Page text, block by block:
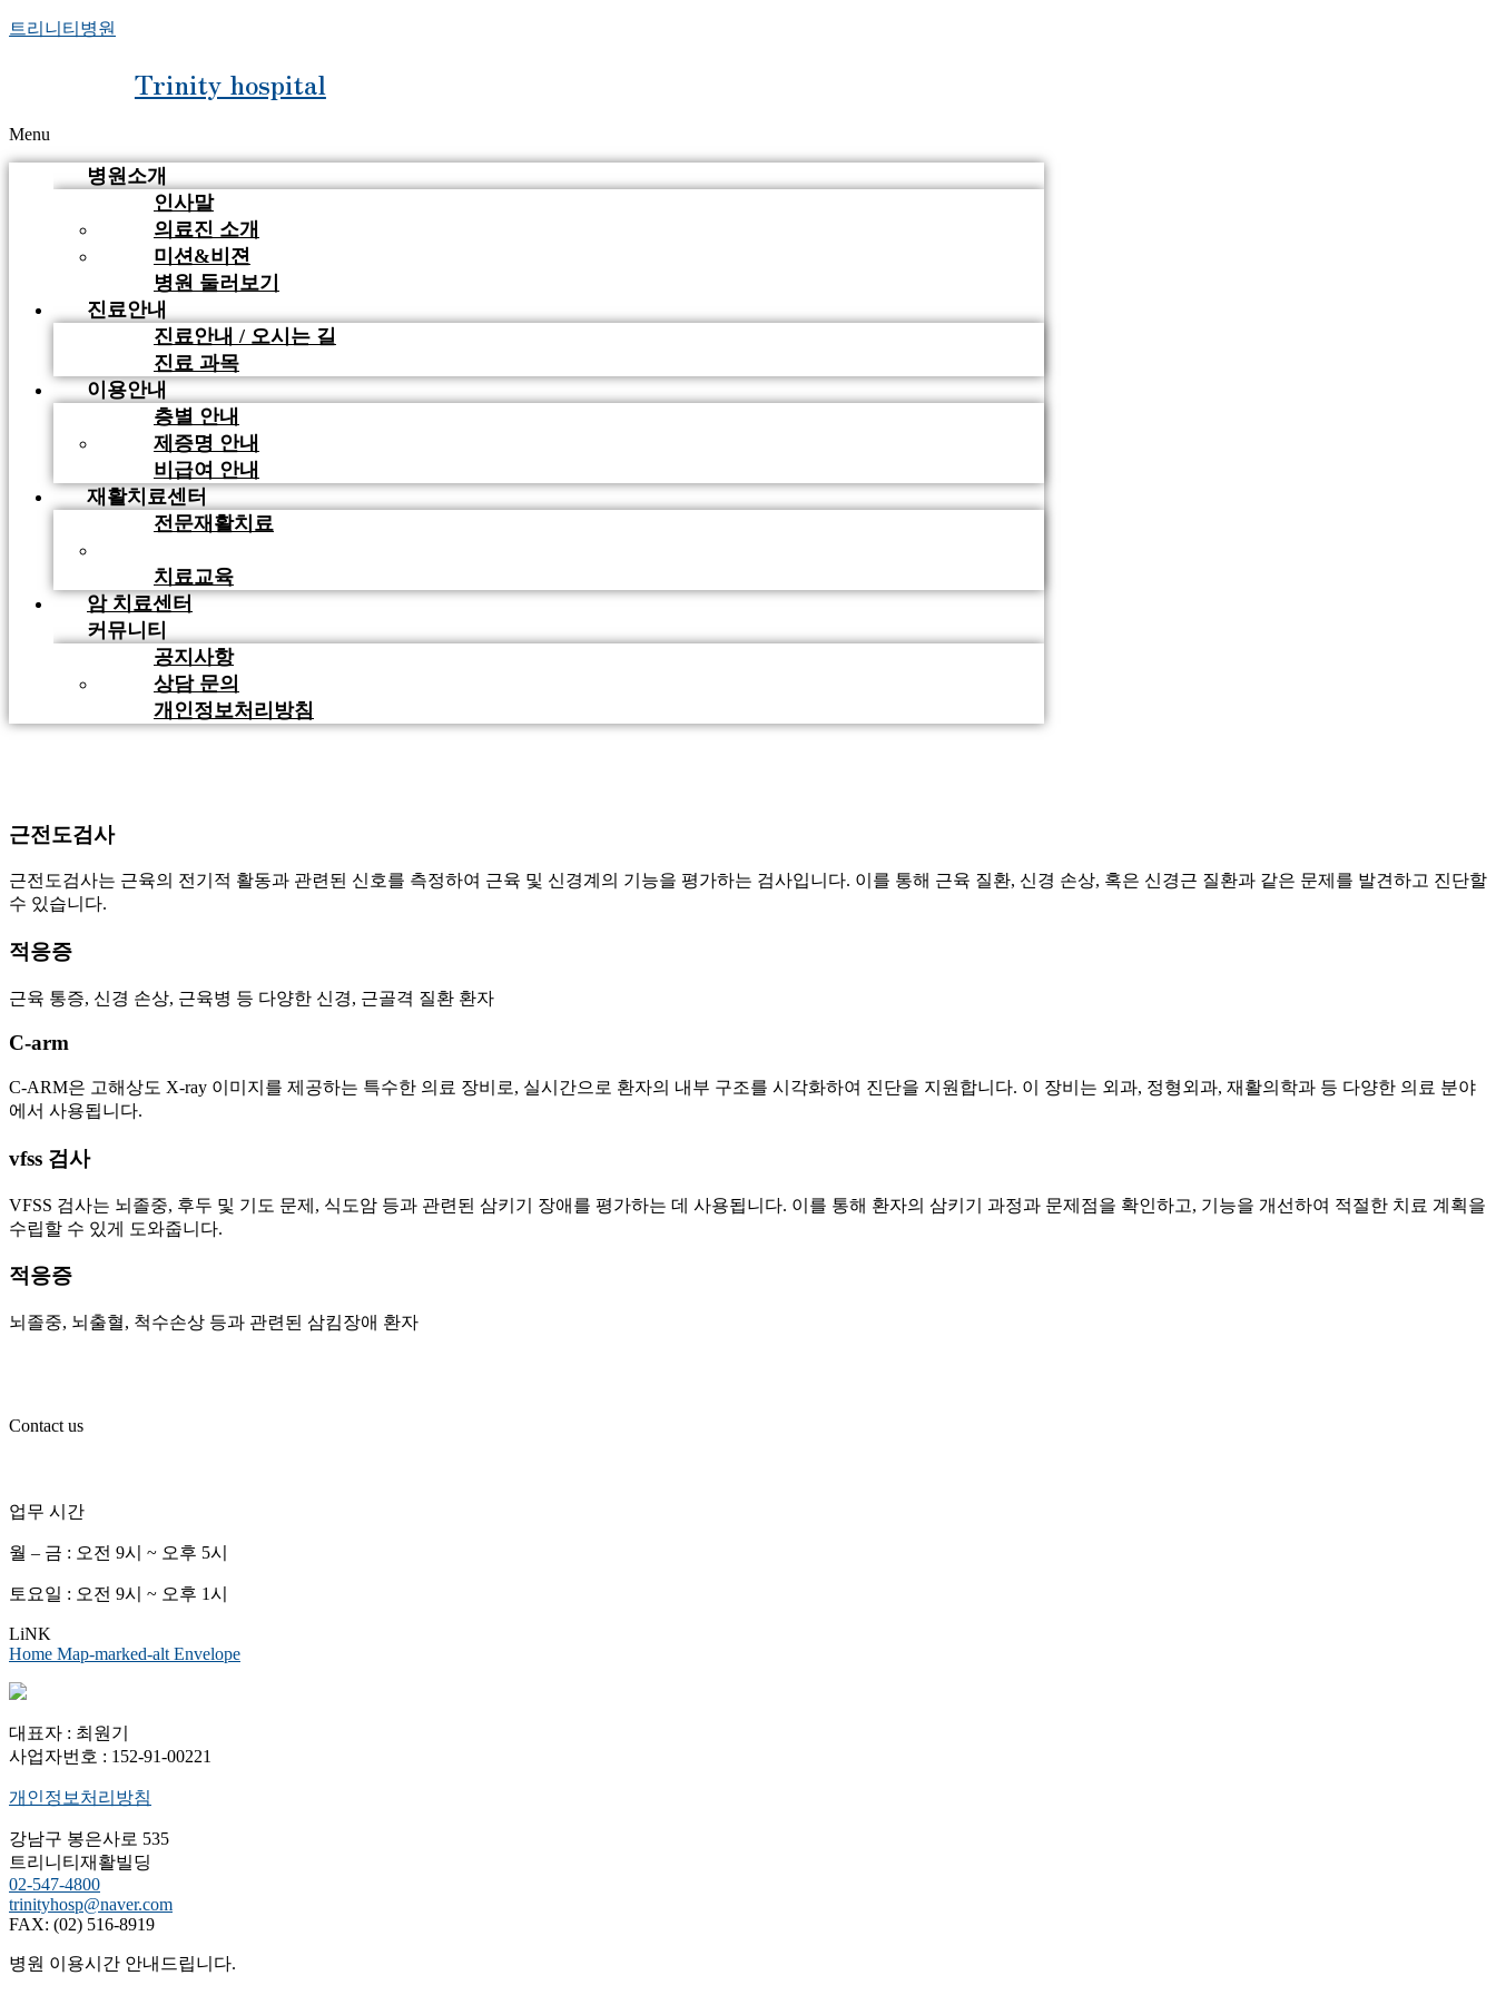
트리니티병원
Trinity hospital
Menu
병원소개
인사말
의료진 소개
미션&비젼
병원 둘러보기
진료안내
진료안내 / 오시는 길
진료 과목
이용안내
층별 안내
제증명 안내
비급여 안내
재활치료센터
전문재활치료
치료교육
암 치료센터
커뮤니티
공지사항
상담 문의
개인정보처리방침
근전도검사
근전도검사는 근육의 전기적 활동과 관련된 신호를 측정하여 근육 및 신경계의 기능을 평가하는 검사입니다. 이를 통해 근육 질환, 신경 손상, 혹은 신경근 질환과 같은 문제를 발견하고 진단할
수 있습니다.
적응증
근육 통증, 신경 손상, 근육병 등 다양한 신경, 근골격 질환 환자
C-arm
C-ARM은 고해상도 X-ray 이미지를 제공하는 특수한 의료 장비로, 실시간으로 환자의 내부 구조를 시각화하여 진단을 지원합니다. 이 장비는 외과, 정형외과, 재활의학과 등 다양한 의료 분야
에서 사용됩니다.
vfss 검사
VFSS 검사는 뇌졸중, 후두 및 기도 문제, 식도암 등과 관련된 삼키기 장애를 평가하는 데 사용됩니다. 이를 통해 환자의 삼키기 과정과 문제점을 확인하고, 기능을 개선하여 적절한 치료 계획을
수립할 수 있게 도와줍니다.
적응증
뇌졸중, 뇌출혈, 척수손상 등과 관련된 삼킴장애 환자
Contact us
업무 시간
월 – 금 : 오전 9시 ~ 오후 5시
토요일 : 오전 9시 ~ 오후 1시
LiNK
Home Map-marked-alt Envelope
대표자 : 최원기
사업자번호 : 152-91-00221
개인정보처리방침
강남구 봉은사로 535
트리니티재활빌딩
02-547-4800
trinityhosp@naver.com
FAX: (02) 516-8919
병원 이용시간 안내드립니다.